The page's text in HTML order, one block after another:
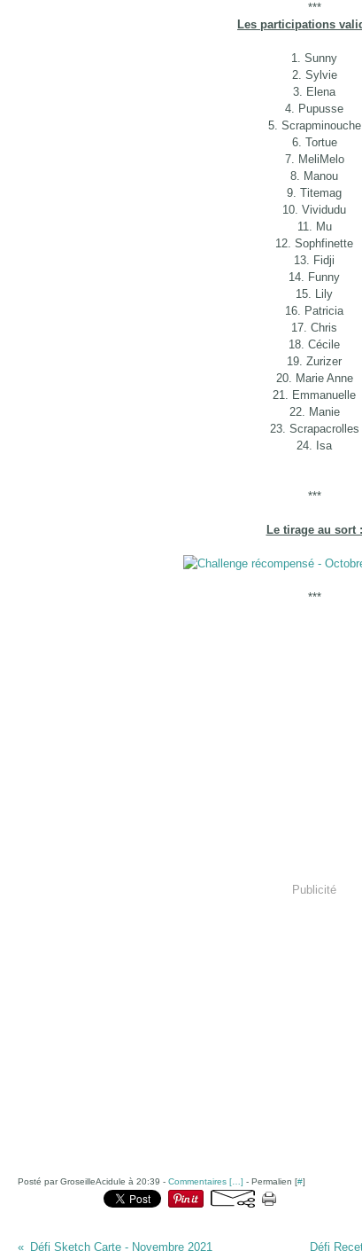
***
Les participations
1. Sunny
2. Sylvie
3. Elena
4. Pupusse
5. Scrapminouche
6. Tortue
7. MeliMelo
8. Manou
9. Titemag
10. Vividudu
11. Mu
12. Sophfinette
13. Fidji
14. Funny
15. Lily
16. Patricia
17. Chris
18. Cécile
19. Zurizer
20. Marie Anne
21. Emmanuelle
22. Manie
23. Scrapacrolles
24. Isa
***
Le tirage au sort :
***
Publicité
Posté par GroseilleAcidule à 20:39 - Commentaires [ ] - Permalien [#]
Défi Sketch Carte - Novembre 2021 Défi